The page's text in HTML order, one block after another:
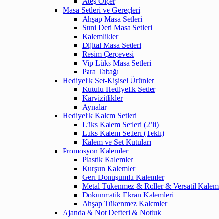
Masa Setleri ve Gereçleri
Ahşap Masa Setleri
Suni Deri Masa Setleri
Kalemlikler
Dijital Masa Setleri
Resim Çerçevesi
Vip Lüks Masa Setleri
Para Tabağı
Hediyelik Set-Kişisel Ürünler
Kutulu Hediyelik Setler
Karvizitlikler
Aynalar
Hediyelik Kalem Setleri
Lüks Kalem Setleri (2’li)
Lüks Kalem Setleri (Tekli)
Kalem ve Set Kutuları
Promosyon Kalemler
Plastik Kalemler
Kurşun Kalemler
Geri Dönüşümlü Kalemler
Metal Tükenmez & Roller & Versatil
Dokunmatik Ekran Kalemleri
Ahşap Tükenmez Kalemler
Ajanda & Not Defteri & Notluk